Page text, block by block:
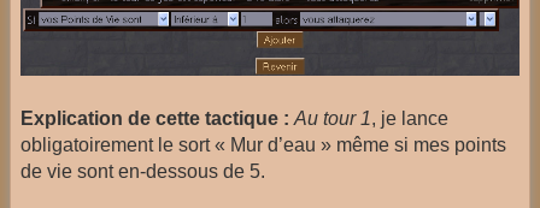
Explication de cette tactique : Au tour 1, je lance
obligatoirement le sort « Mur d’eau » même si mes points
de vie sont en-dessous de 5.